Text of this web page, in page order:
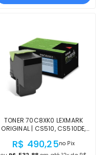
TONER 70C8XK0 LEXMARK
ORIGINAL | CS510, CS510DE,
OFICIAL LEXMARK, COM NF,
PROCEDÊNCIA E GARANTIA
R$ 490,25no Pix